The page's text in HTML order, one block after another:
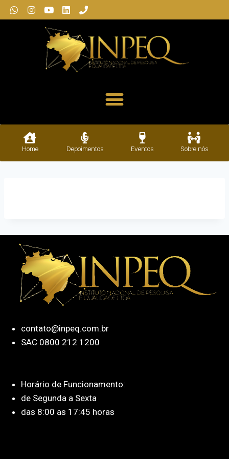
Home Depoimentos Eventos Sobre nós
contato@inpeq.com.br
SAC 0800 212 1200
Horário de Funcionamento:
de Segunda a Sexta
das 8:00 as 17:45 horas